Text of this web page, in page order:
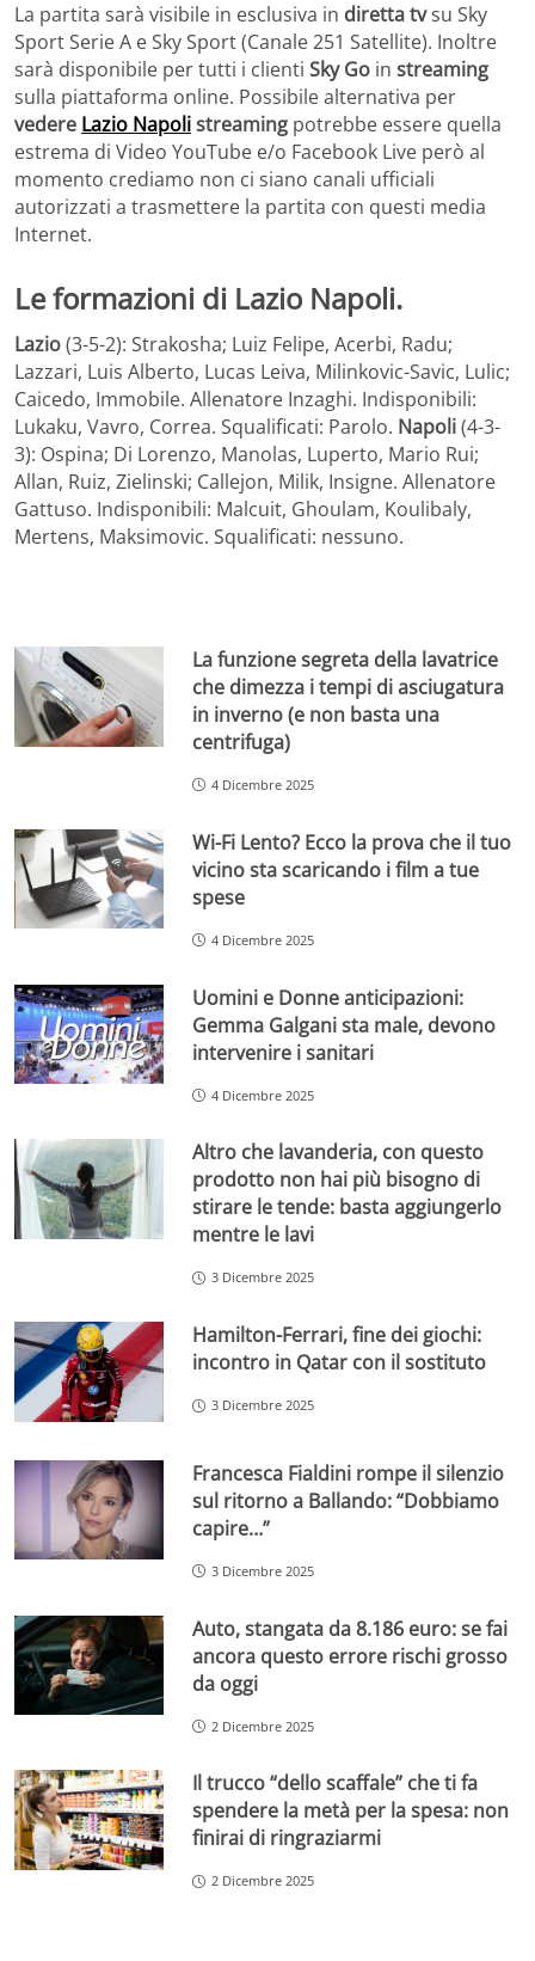
La partita sarà visibile in esclusiva in diretta tvsu Sky
Sport Serie A e Sky Sport (Canale 251 Satellite). Inoltre
sarà disponibile per tutti i clienti Sky Go in streaming
sulla piattaforma online. Possibile alternativa per
vedere Lazio Napolistreaming potrebbe essere quella
estrema di Video YouTube e/o Facebook Live però al
momento crediamo non ci siano canali ufficiali
autorizzati a trasmettere la partita con questi media
Internet.
Le formazioni di Lazio Napoli.
Lazio(3-5-2): Strakosha; Luiz Felipe, Acerbi, Radu;
Lazzari, Luis Alberto, Lucas Leiva, Milinkovic-Savic, Lulic;
Caicedo, Immobile. Allenatore Inzaghi. Indisponibili:
Lukaku, Vavro, Correa. Squalificati: Parolo. Napoli(4-3-
3): Ospina; Di Lorenzo, Manolas, Luperto, Mario Rui;
Allan, Ruiz, Zielinski; Callejon, Milik, Insigne. Allenatore
Gattuso. Indisponibili: Malcuit, Ghoulam, Koulibaly,
Mertens, Maksimovic. Squalificati: nessuno.
La funzione segreta della lavatrice
che dimezza i tempi di asciugatura
in inverno (e non basta una
centrifuga)
4 Dicembre 2025
Wi-Fi Lento? Ecco la prova che il tuo
vicino sta scaricando i film a tue
spese
4 Dicembre 2025
Uomini e Donne anticipazioni:
Gemma Galgani sta male, devono
intervenire i sanitari
4 Dicembre 2025
Altro che lavanderia, con questo
prodotto non hai più bisogno di
stirare le tende: basta aggiungerlo
mentre le lavi
3 Dicembre 2025
Hamilton-Ferrari, fine dei giochi:
incontro in Qatar con il sostituto
3 Dicembre 2025
Francesca Fialdini rompe il silenzio
sul ritorno a Ballando: “Dobbiamo
capire…”
3 Dicembre 2025
Auto, stangata da 8.186 euro: se fai
ancora questo errore rischi grosso
da oggi
2 Dicembre 2025
Il trucco “dello scaffale” che ti fa
spendere la metà per la spesa: non
finirai di ringraziarmi
2 Dicembre 2025